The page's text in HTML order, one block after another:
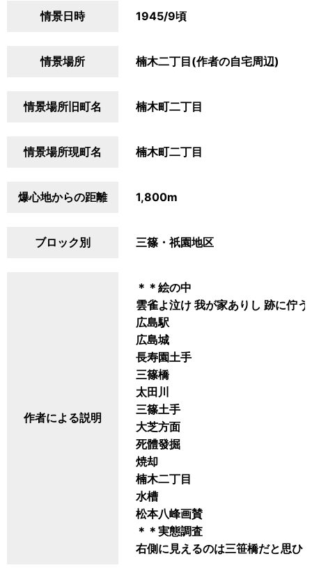
情景日時 1945/9頃
情景場所 楠木二丁目(作者の自宅周辺)
情景場所旧町名 楠木町二丁目
情景場所現町名 楠木町二丁目
爆心地からの距離 1,800m
ブロック別 三篠・祇園地区
作者による説明
＊＊絵の中
雲雀よ泣け 我が家ありし 跡に佇う
広島駅
広島城
長寿園土手
三篠橋
太田川
三篠土手
大芝方面
死體發掘
焼却
楠木二丁目
水槽
松本八峰画賛
＊＊実態調査
右側に見えるのは三笹橋だと思ひ